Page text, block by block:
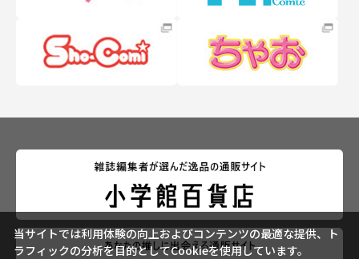
当サイトでは利用体験の向上およびコンテンツの最適な提供、ト
ラフィックの分析を目的としてCookieを使用しています。